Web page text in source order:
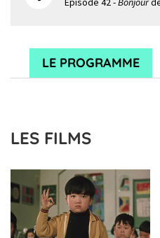
LE PROGRAMME
LES FILMS